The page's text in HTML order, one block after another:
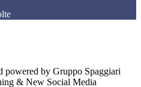
powered by Gruppo Spaggiari
& New Social Media